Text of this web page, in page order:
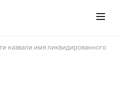
назвали имя ликвидированного